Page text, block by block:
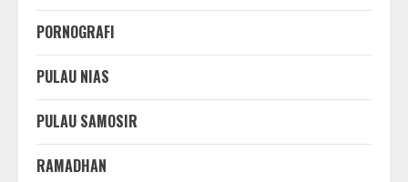
PORNOGRAFI
PULAU NIAS
PULAU SAMOSIR
RAMADHAN